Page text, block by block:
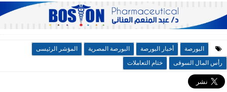
البورصة أخبار البورصة البورصة المصرية
المؤشر الرئيسى
رأس المال السوقى
ختام التعاملات